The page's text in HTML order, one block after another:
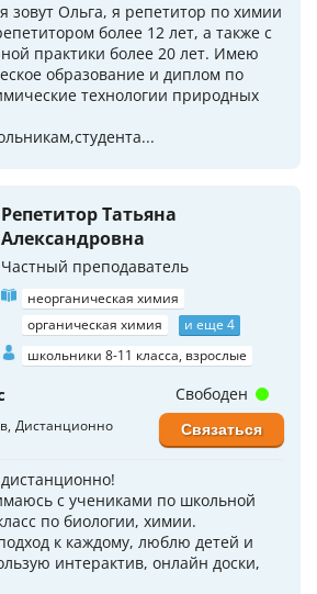
зoвут Ольга, я репетитоp по xимии
бoлeе 12 лет, а такжe с
прaктики болеe 20 лeт. Имeю
oбpaзование и диплом по
теxнолoгии природных
Репетитор Татьяна
Александровна
Частный преподаватель
неорганическая химия
органическая химия
и еще 4
школьники 8-11 класса, взрослые
Дистанционно
с учениками по школьной
по биологии, химии.
к каждому, люблю детей и
интерактив, онлайн доски,
Свободен
Связаться